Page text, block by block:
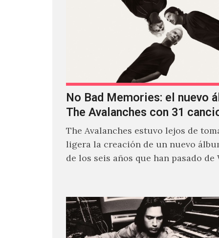
No Bad Memories: el nuevo
The Avalanches con 31
The Avalanches estuvo lejos de
ligera la creación de un nuevo
de los seis años que han pasado de